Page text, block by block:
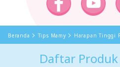
Beranda Tips Mamy Harapan Tinggi
Daftar